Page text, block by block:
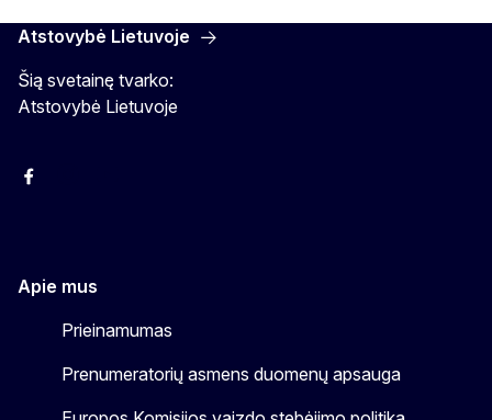
Atstovybė Lietuvoje
Šią svetainę tvarko:
Atstovybė Lietuvoje
Facebook
Apie mus
Prieinamumas
Prenumeratorių asmens duomenų apsauga